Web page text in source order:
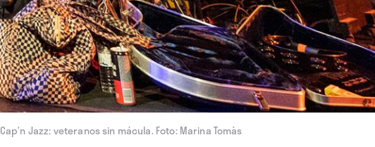
Cap’n Jazz: veteranos sin mácula. Foto: Marina Tomàs